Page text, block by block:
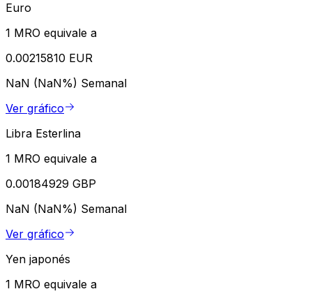
Euro
1 MRO equivale a
0.00215810 EUR
NaN (NaN%) Semanal
Ver gráfico
Libra Esterlina
1 MRO equivale a
0.00184929 GBP
NaN (NaN%) Semanal
Ver gráfico
Yen japonés
1 MRO equivale a